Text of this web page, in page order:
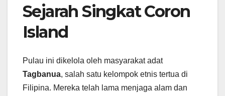
Sejarah Singkat Coron
Island
Pulau ini dikelola oleh masyarakat adat
Tagbanua, salah satu kelompok etnis tertua di
Filipina. Mereka telah lama menjaga alam dan